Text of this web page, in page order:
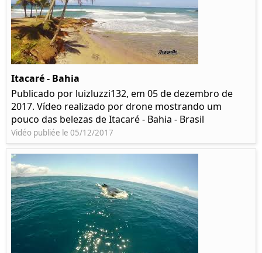
Itacaré - Bahia
Publicado por luizluzzi132, em 05 de dezembro de
2017. Vídeo realizado por drone mostrando um
pouco das belezas de Itacaré - Bahia - Brasil
Vidéo publiée le 05/12/2017